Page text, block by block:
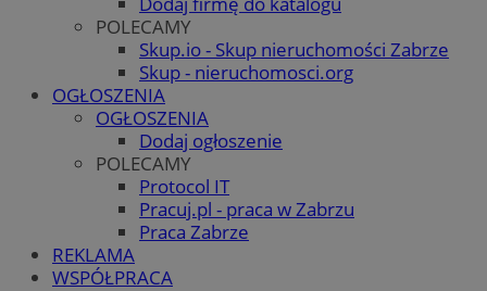
POLECAMY
Skup.io - Skup nieruchomości Zabrze
Skup - nieruchomosci.org
OGŁOSZENIA
OGŁOSZENIA
Dodaj ogłoszenie
POLECAMY
Protocol IT
Pracuj.pl - praca w Zabrzu
Praca Zabrze
REKLAMA
WSPÓŁPRACA